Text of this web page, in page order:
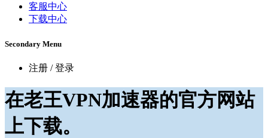
客服中心
下载中心
Secondary Menu
注册 / 登录
在老王VPN加速器的官方网站
上下载。